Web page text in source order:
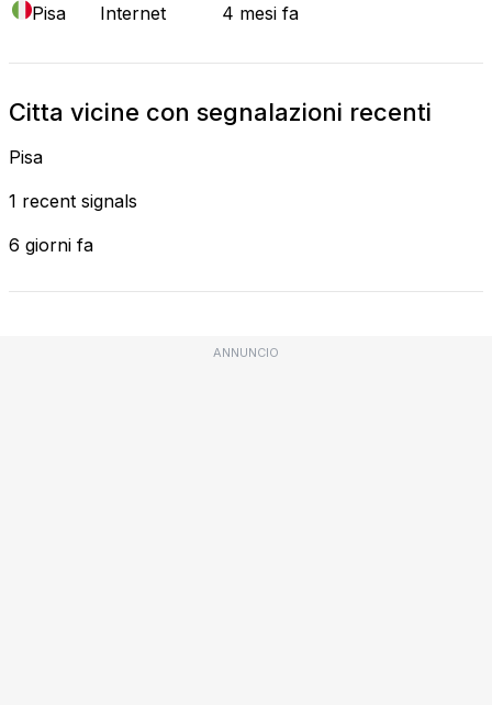
Pisa
Internet 4 mesi fa
Citta vicine con segnalazioni recenti
Pisa
1 recent signals
6 giorni fa
ANNUNCIO